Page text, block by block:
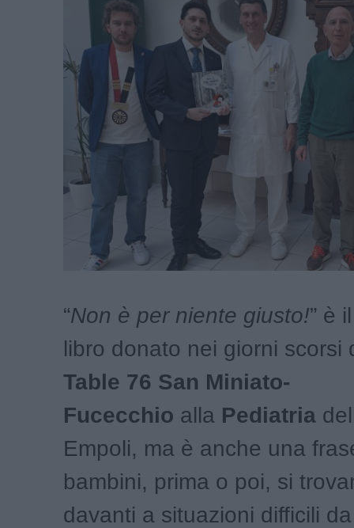
“Non è per niente giusto!” è
libro donato nei giorni scorsi
Table 76 San Miniato-
Fucecchio alla Pediatria
Empoli, ma è anche una
bambini, prima o poi, si
davanti a situazioni difficili da